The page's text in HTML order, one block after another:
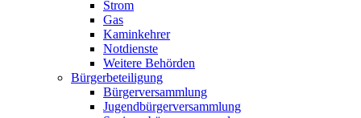
Strom
Gas
Kaminkehrer
Notdienste
Weitere Behörden
Bürgerbeteiligung
Bürgerversammlung
Jugendbürgerversammlung